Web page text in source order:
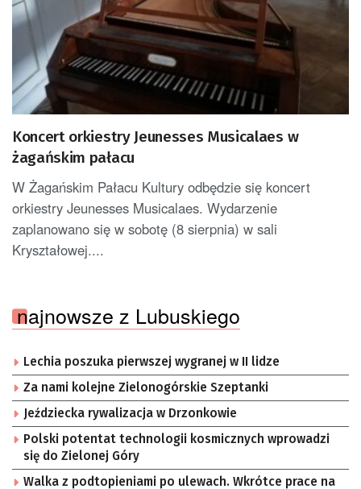
Koncert orkiestry Jeunesses Musicalaes w
żagańskim pałacu
W Żagańskim Pałacu Kultury odbędzie się koncert
orkiestry Jeunesses Musicalaes. Wydarzenie
zaplanowano się w sobotę (8 sierpnia) w sali
Kryształowej....
najnowsze z Lubuskiego
Lechia poszuka pierwszej wygranej w II lidze
Za nami kolejne Zielonogórskie Szeptanki
Jeździecka rywalizacja w Drzonkowie
Polski potentat technologii kosmicznych wprowadzi
się do Zielonej Góry
Walka z podtopieniami po ulewach. Wkrótce prace na